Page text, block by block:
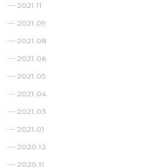
2021.11
2021.09
2021.08
2021.06
2021.05
2021.04
2021.03
2021.01
2020.12
2020.11